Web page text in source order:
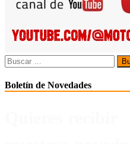
Buscar:
Boletín de Novedades